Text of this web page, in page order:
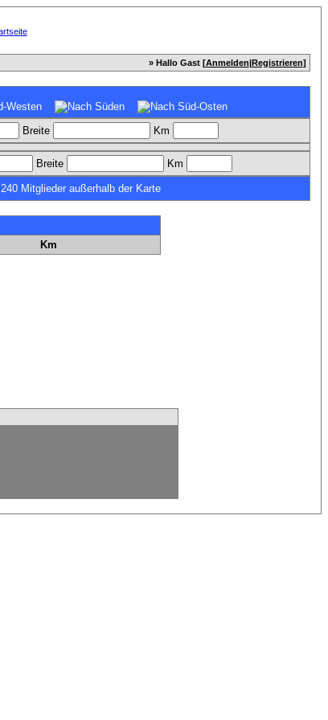
» Hallo Gast [Anmelden|Registrieren]
Breite Km
Breite Km
240 Mitglieder außerhalb der Karte
Km